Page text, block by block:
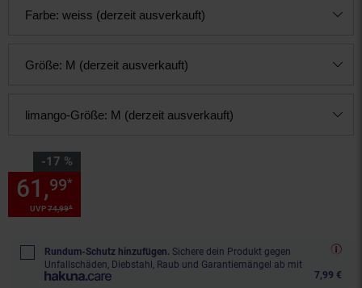
Farbe: weiss (derzeit ausverkauft)
Größe: M (derzeit ausverkauft)
limango-Größe: M (derzeit ausverkauft)
-17 %
Sie Sparen 17 Prozent,
UVP74,99*
61,99*
Rundum-Schutz hinzufügen. Sichere dein Produkt gegen
Unfallschäden, Diebstahl, Raub und Garantiemängel ab mit
7,99 €